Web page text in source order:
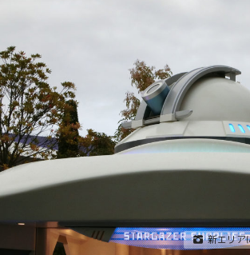
期予報センター 気象庁 8月
6:00 8月30日 5:20 8月1日に南
近海で猛烈な勢力へ 台風13号は
後、海面水温が29度以上の海域
する見込みで、猛烈な勢力にな
み。
新エリア